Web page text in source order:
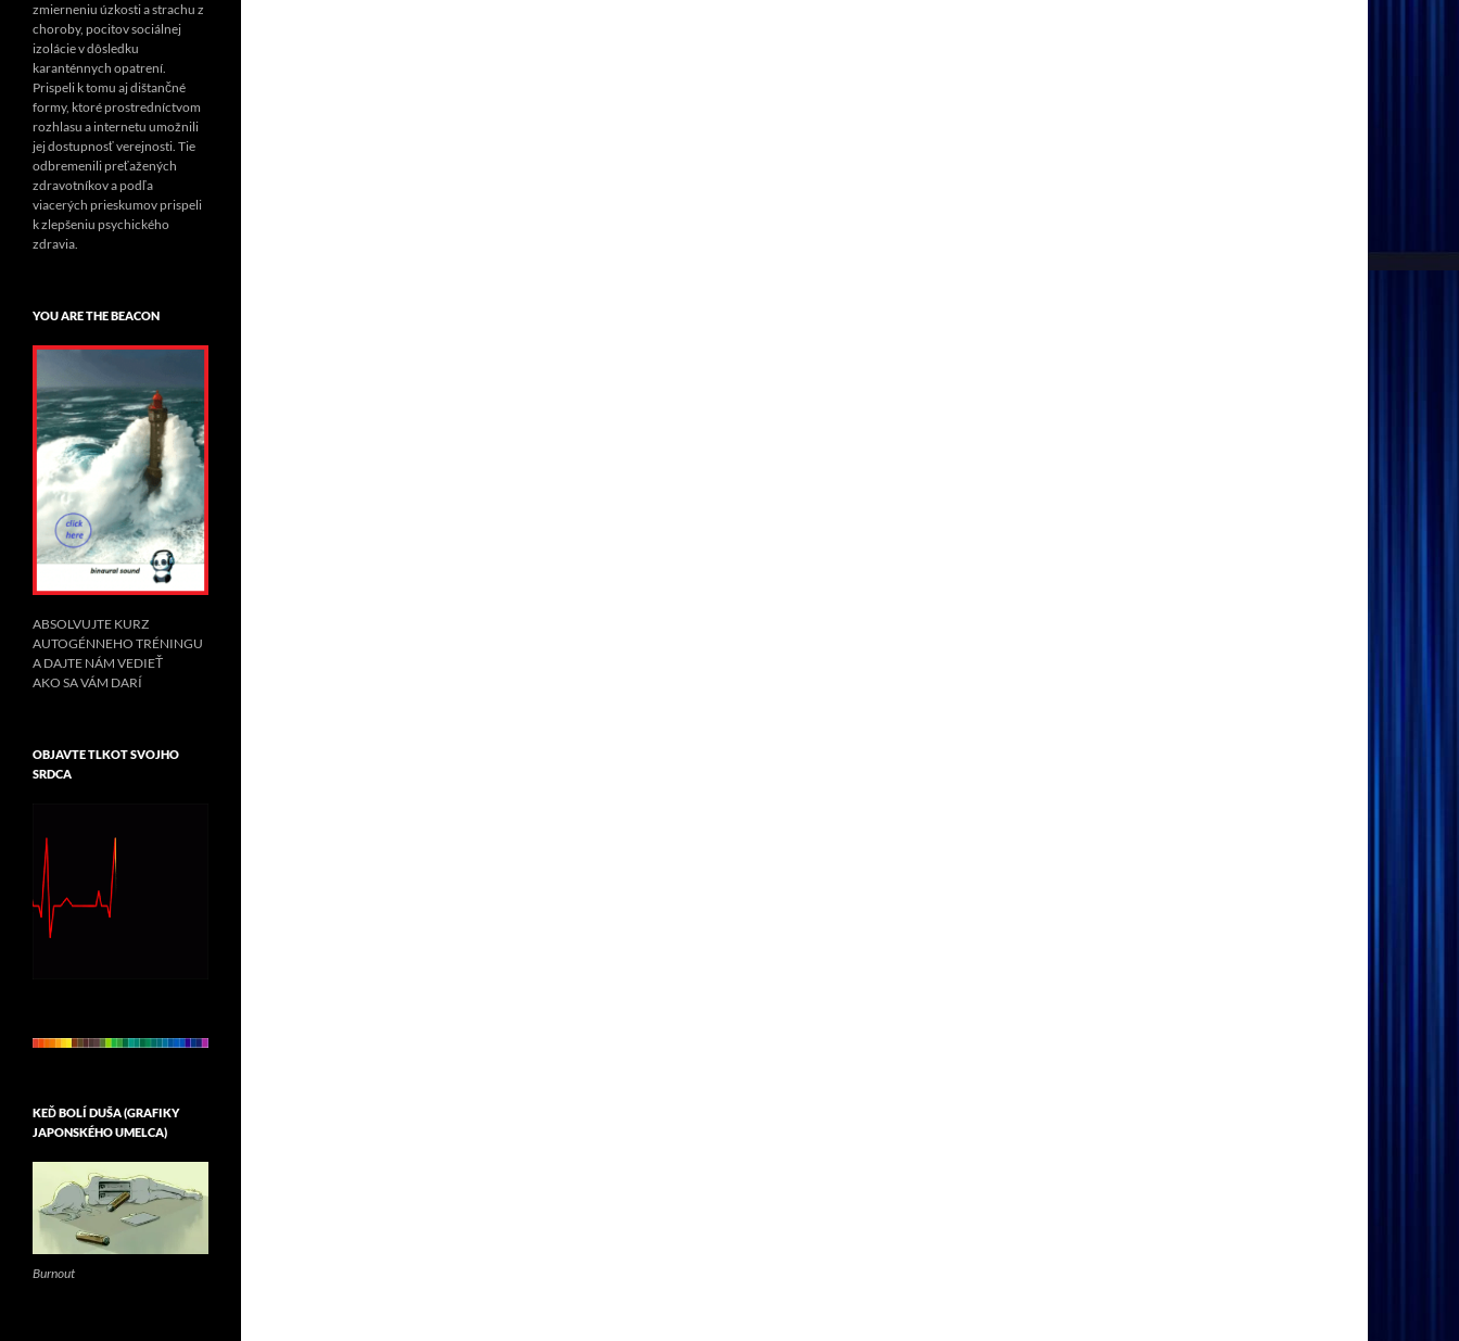
zmierneniu úzkosti a strachu z
choroby, pocitov sociálnej
izolácie v dôsledku
karanténnych opatrení.
Prispeli k tomu aj dištančné
formy, ktoré prostredníctvom
rozhlasu a internetu umožnili
jej dostupnosť verejnosti. Tie
odbremenili preťažených
zdravotníkov a podľa
viacerých prieskumov prispeli
k zlepšeniu psychického
zdravia.
YOU ARE THE BEACON
ABSOLVUJTE KURZ
AUTOGÉNNEHO TRÉNINGU
A DAJTE NÁM VEDIEŤ
AKO SA VÁM DARÍ
OBJAVTE TLKOT SVOJHO
SRDCA
KEĎ BOLÍ DUŠA (GRAFIKY
JAPONSKÉHO UMELCA)
Burnout